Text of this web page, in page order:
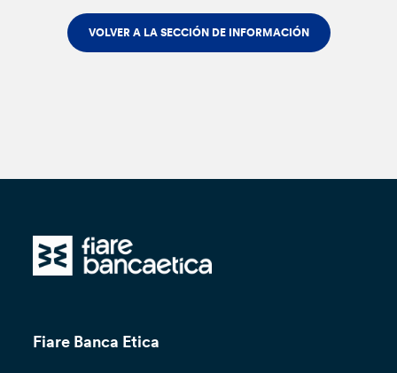
VOLVER A LA SECCIÓN DE INFORMACIÓN
Fiare Banca Etica